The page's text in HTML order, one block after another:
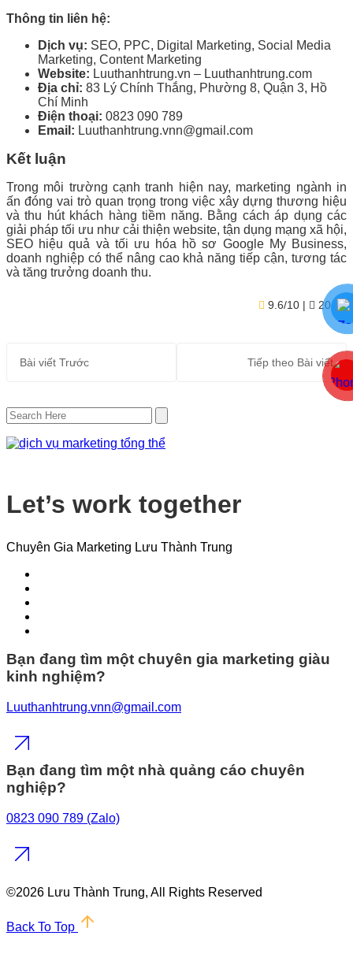
Thông tin liên hệ:
Dịch vụ: SEO, PPC, Digital Marketing, Social Media
Marketing, Content Marketing
Website: Luuthanhtrung.vn – Luuthanhtrung.com
Địa chỉ: 83 Lý Chính Thắng, Phường 8, Quận 3, Hồ
Chí Minh
Điện thoại: 0823 090 789
Email: Luuthanhtrung.vnn@gmail.com
Kết luận
Trong môi trường cạnh tranh hiện nay, marketing ngành in
ấn đóng vai trò quan trọng trong việc xây dựng thương hiệu
và thu hút khách hàng tiềm năng. Bằng cách áp dụng các
giải pháp tối ưu như cải thiện website, tận dụng mạng xã hội,
SEO hiệu quả và tối ưu hóa hồ sơ Google My Business,
doanh nghiệp có thể nâng cao khả năng tiếp cận, tương tác
và tăng trưởng doanh thu.
9.6/10 | ★ 20
Bài viết Trước Tiếp theo Bài viết
Let’s work together
Chuyên Gia Marketing Lưu Thành Trung
Bạn đang tìm một chuyên gia marketing giàu
kinh nghiệm?
Luuthanhtrung.vnn@gmail.com
Bạn đang tìm một nhà quảng cáo chuyên
nghiệp?
0823 090 789 (Zalo)
©2026 Lưu Thành Trung, All Rights Reserved
Back To Top